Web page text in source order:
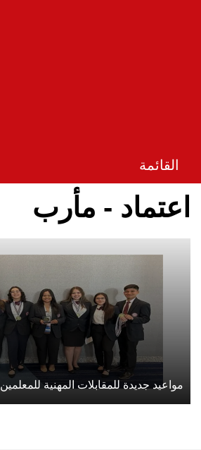
القائمة
اعتماد - مأرب
مواعيد جديدة للمقابلات المهنية للمعلمين